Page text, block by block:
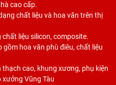
cao cấp.
chất liệu và hoa văn trên thị
liệu silicon, composite.
hoa văn phù điêu, chất liệu
cao, khung xương, phụ kiện
xưởng Vũng Tàu